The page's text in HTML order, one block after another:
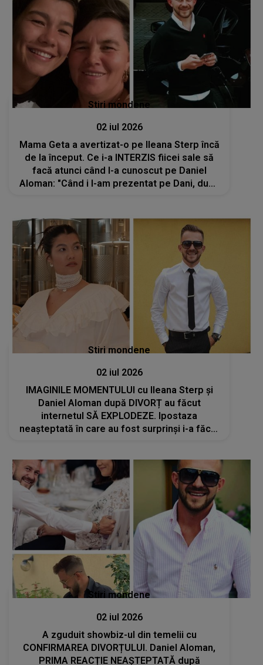
Stiri mondene
02 iul 2026
Mama Geta a avertizat-o pe Ileana Sterp încă
de la început. Ce i-a INTERZIS fiicei sale să
facă atunci când l-a cunoscut pe Daniel
Aloman: "Când i l-am prezentat pe Dani, după
Stiri mondene
02 iul 2026
IMAGINILE MOMENTULUI cu Ileana Sterp și
Daniel Aloman după DIVORȚ au făcut
internetul SĂ EXPLODEZE. Ipostaza
neașteptată în care au fost surprinși i-a făcut
Stiri mondene
02 iul 2026
A zguduit showbiz-ul din temelii cu
CONFIRMAREA DIVORȚULUI. Daniel Aloman,
PRIMA REACȚIE NEAȘTEPTATĂ după